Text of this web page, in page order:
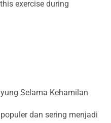
exercise during
Selama Kehamilan
dan sering menjadi